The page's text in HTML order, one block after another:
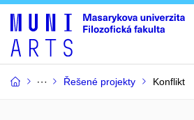
Řešené projekty Konflikt